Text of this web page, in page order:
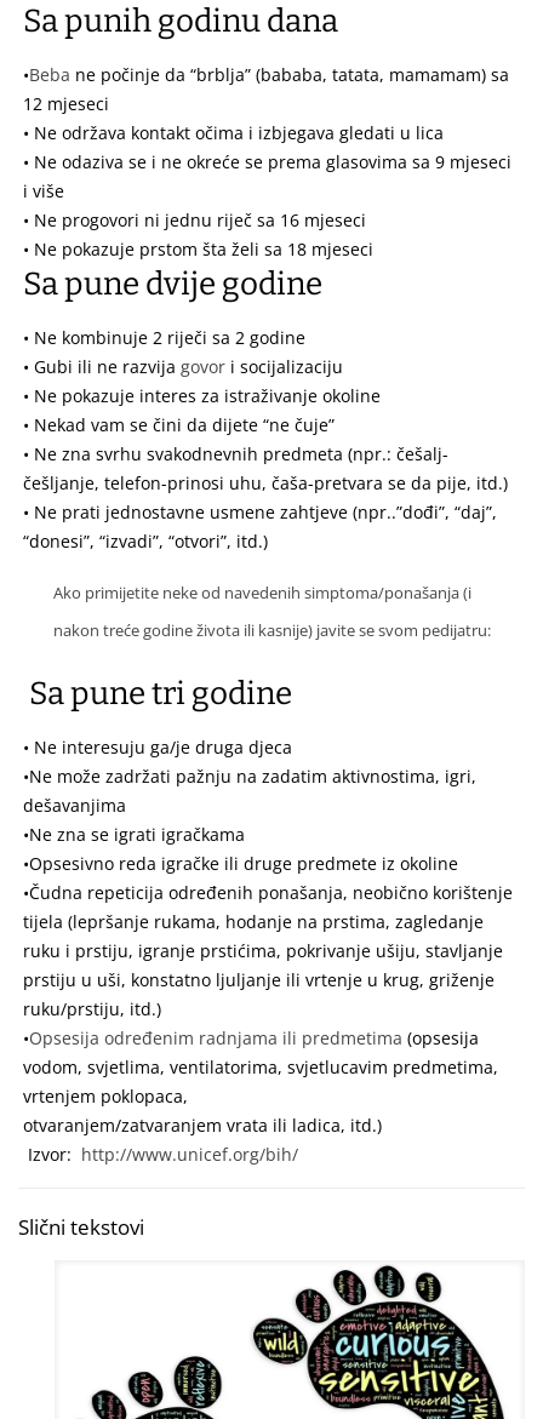
Sa punih godinu dana
•Beba ne počinje da “brblja” (bababa, tatata, mamamam) sa
12 mjeseci
• Ne održava kontakt očima i izbjegava gledati u lica
• Ne odaziva se i ne okreće se prema glasovima sa 9 mjeseci
i više
• Ne progovori ni jednu riječ sa 16 mjeseci
• Ne pokazuje prstom šta želi sa 18 mjeseci
Sa pune dvije godine
• Ne kombinuje 2 riječi sa 2 godine
• Gubi ili ne razvijagovor i socijalizaciju
• Ne pokazuje interes za istraživanje okoline
• Nekad vam se čini da dijete “ne čuje”
• Ne zna svrhu svakodnevnih predmeta (npr.: češalj-
češljanje, telefon-prinosi uhu, čaša-pretvara se da pije, itd.)
• Ne prati jednostavne usmene zahtjeve (npr..”dođi”, “daj”,
“donesi”, “izvadi”, “otvori”, itd.)
Ako primijetite neke od navedenih simptoma/ponašanja (i
nakon treće godine života ili kasnije) javite se svom pedijatru:
Sa pune tri godine
• Ne interesuju ga/je druga djeca
•Ne može zadržati pažnju na zadatim aktivnostima, igri,
dešavanjima
•Ne zna se igrati igračkama
•Opsesivno reda igračke ili druge predmete iz okoline
•Čudna repeticija određenih ponašanja, neobično korištenje
tijela (lepršanje rukama, hodanje na prstima, zagledanje
ruku i prstiju, igranje prstićima, pokrivanje ušiju, stavljanje
prstiju u uši, konstatno ljuljanje ili vrtenje u krug, griženje
ruku/prstiju, itd.)
•Opsesija određenim radnjama ili predmetima (opsesija
vodom, svjetlima, ventilatorima, svjetlucavim predmetima,
vrtenjem poklopaca,
otvaranjem/zatvaranjem vrata ili ladica, itd.)
Izvor: http://www.unicef.org/bih/
Slični tekstovi